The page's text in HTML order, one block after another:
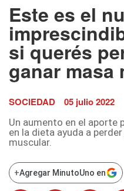
Este es el
si querés
ganar masa
SOCIEDAD 05 julio 2022
Un aumento en el aporte
en la dieta ayuda a
muscular.
+Agregar MinutoUno en